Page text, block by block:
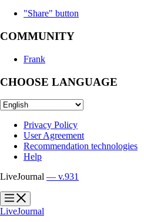
"Share" button
COMMUNITY
Frank
CHOOSE LANGUAGE
Privacy Policy
User Agreement
Recommendation technologies
Help
LiveJournal — v.931
?
?
LiveJournal